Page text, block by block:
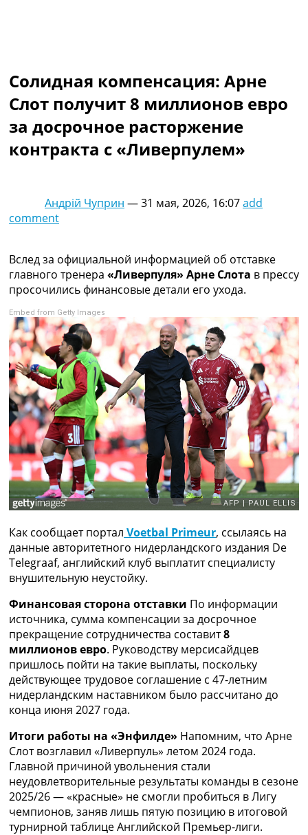
Лига Чемпионов
Англия. Премьер Лига
Испания. Ла Лига
Другие Турниры >>>
Таблицы
Таблицы групп Чемпионата Мира
Лига Чемпионов. Таблицы групп
Все таблицы >>>
Рейтинги
Рейтинг стран УЕФА
Рейтинг клубов УЕФА
Рейтинг ФИФА
ТВ программа
RU
UA
Categories
Главная
Новости футбола
Видео
Трансферы
Новости футбола Украины
Последние комментарии
Логин
Рейтинги
Правила
Коллективный прогноз
Чемпионат Мира
Украина. Премьер-Лига
Украина. Первая Лига
Лига Чемпионов
Англия. Премьер Лига
Испания. Ла Лига
Другие Турниры >>>
Таблицы
Таблицы групп Чемпионата Мира
Украина. Премьер-Лига
Украина. Первая Лига
Лига Чемпионов. Таблицы групп
Англия. Премьер-Лига
Испания. Ла Лига
Все таблицы >>>
Солидная компенсация: Арне
Слот получит 8 миллионов евро
за досрочное расторжение
контракта с «Ливерпулем»
Андрій Чуприн —31 мая, 2026, 16:07add
comment
Вслед за официальной информацией об отставке
главного тренера «Ливерпуля» Арне Слота в прессу
просочились финансовые детали его ухода.
Embed from Getty Images
Как сообщает портал Voetbal Primeur, ссылаясь на
данные авторитетного нидерландского издания De
Telegraaf, английский клуб выплатит специалисту
внушительную неустойку.
Финансовая сторона отставки По информации
источника, сумма компенсации за досрочное
прекращение сотрудничества составит8
миллионов евро. Руководству мерсисайдцев
пришлось пойти на такие выплаты, поскольку
действующее трудовое соглашение с 47-летним
нидерландским наставником было рассчитано до
конца июня 2027 года.
Итоги работы на «Энфилде» Напомним, что Арне
Слот возглавил «Ливерпуль» летом 2024 года.
Главной причиной увольнения стали
неудовлетворительные результаты команды в сезоне
2025/26 — «красные» не смогли пробиться в Лигу
чемпионов, заняв лишь пятую позицию в итоговой
турнирной таблице Английской Премьер-лиги.